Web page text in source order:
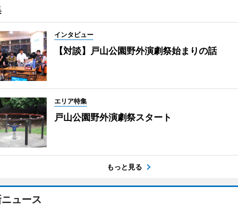
インタビュー
【対談】戸山公園野外演劇祭始まりの話
エリア特集
戸山公園野外演劇祭スタート
もっと見る
ュース